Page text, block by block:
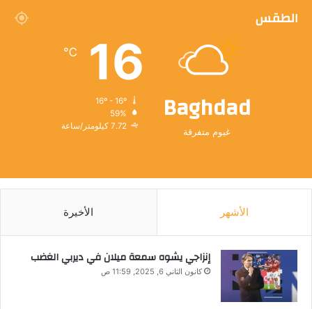
الطقس
Baghdad
غيوم متفرقة
16
℃
59%
7.72 كيلومتر/ساعة
الأشهر الأخيرة
إنزاجي يشوه سمعة ميلان في ديربي الغضب
كانون الثاني 6, 2025, 11:59 ص